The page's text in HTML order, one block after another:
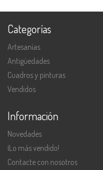
Categorías
Artesanías
Antigüedades
Cuadros y pinturas
Vendidos
Información
Novedades
¡Lo más vendido!
Contacte con nosotros